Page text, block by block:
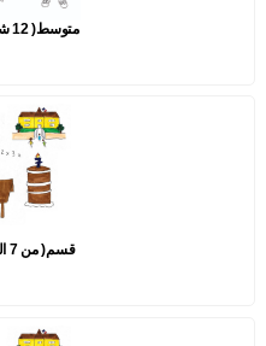
متوسط( 12 شهر- 24 شهر)
قسم( من 7 الى 8 سنوات)